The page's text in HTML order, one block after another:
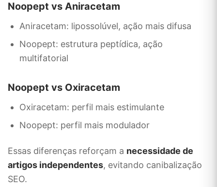
Noopept vs Aniracetam
Aniracetam: lipossolúvel, ação mais difusa
Noopept: estrutura peptídica, ação
multifatorial
Noopept vs Oxiracetam
Oxiracetam: perfil mais estimulante
Noopept: perfil mais modulador
Essas diferenças reforçam a necessidade de
artigos independentes, evitando canibalização
SEO.